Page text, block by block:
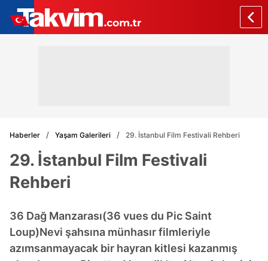
Haberler Yaşam Galerileri 29. İstanbul Film Festivali Rehberi
29. İstanbul Film Festivali
Rehberi
36 Dağ Manzarası(36 vues du Pic Saint
Loup)Nevi şahsına münhasır filmleriyle
azımsanmayacak bir hayran kitlesi kazanmış